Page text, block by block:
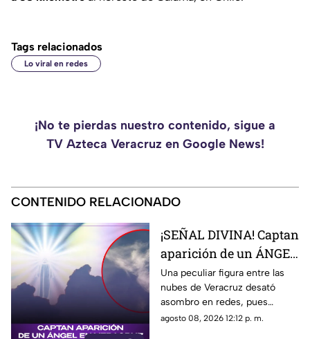
Tags relacionados
Lo viral en redes
¡No te pierdas nuestro contenido, sigue a
TV Azteca Veracruz en Google News!
CONTENIDO RELACIONADO
¡SEÑAL DIVINA! Captan
aparición de un ÁNGEL
en Veracruz (+VIDEO)
Una peculiar figura entre las
nubes de Veracruz desató
asombro en redes, pues
muchos aseguran que se trata
agosto 08, 2026 12:12 p. m.